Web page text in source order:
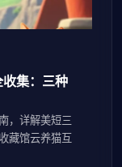
集：三种
，详解美短三
藏馆云养猫互